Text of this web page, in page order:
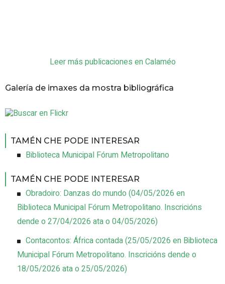
Leer más publicaciones en Calaméo
Galería de imaxes da mostra bibliográfica
TAMÉN CHE PODE INTERESAR
Biblioteca Municipal Fórum Metropolitano
TAMÉN CHE PODE INTERESAR
Obradoiro: Danzas do mundo (04/05/2026 en
Biblioteca Municipal Fórum Metropolitano. Inscricións
dende o 27/04/2026 ata o 04/05/2026)
Contacontos: África contada(25/05/2026 en Biblioteca
Municipal Fórum Metropolitano. Inscricións dende o
18/05/2026 ata o 25/05/2026)